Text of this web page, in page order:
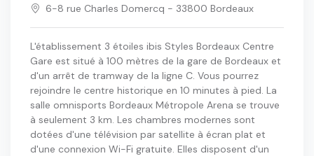
6-8 rue Charles Domercq - 33800 Bordeaux
L'établissement 3 étoiles ibis Styles Bordeaux Centre
Gare est situé à 100 mètres de la gare de Bordeaux et
d'un arrêt de tramway de la ligne C. Vous pourrez
rejoindre le centre historique en 10 minutes à pied. La
salle omnisports Bordeaux Métropole Arena se trouve
à seulement 3 km. Les chambres modernes sont
dotées d'une télévision par satellite à écran plat et
d'une connexion Wi-Fi gratuite. Elles disposent d'un